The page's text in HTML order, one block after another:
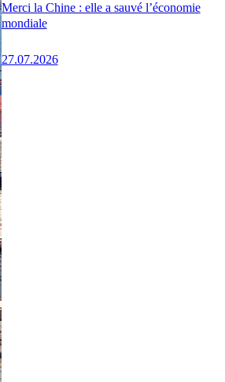
Merci la Chine : elle a sauvé l’économie
mondiale
27.07.2026